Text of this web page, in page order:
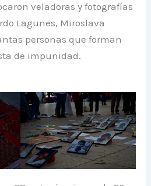
veladoras y fotografías
Lagunes, Miroslava
personas que forman
de impunidad.